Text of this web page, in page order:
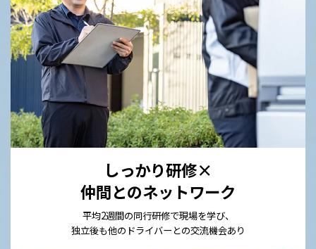
しっかり研修×
仲間とのネットワーク
平均2週間の同行研修で現場を学び、
独立後も他のドライバーとの交流機会あり